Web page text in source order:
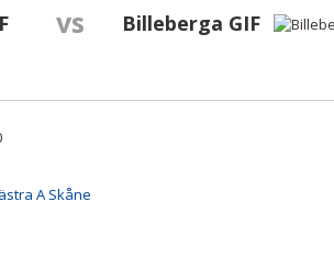
vs Billeberga GIF
A Skåne